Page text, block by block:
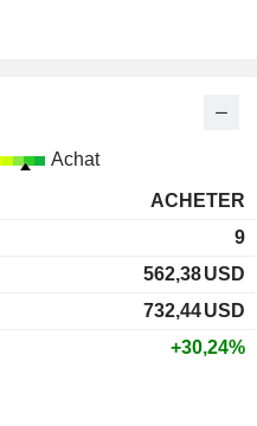
Achat
ACHETER
9
562,38USD
732,44USD
+30,24%